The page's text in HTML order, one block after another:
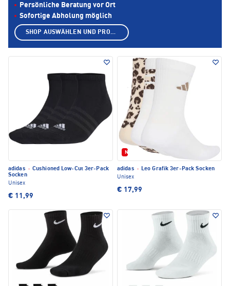
adidas · Cushioned Low-Cut 3er-Pack
Socken
Unisex
€ 11,99
Neu
adidas · Leo Grafik 3er-Pack Socken
Unisex
€ 17,99
Persönliche Beratung vor Ort
Sofortige Abholung möglich
SHOP AUSWÄHLEN UND PRODUKTE ANZEIGEN